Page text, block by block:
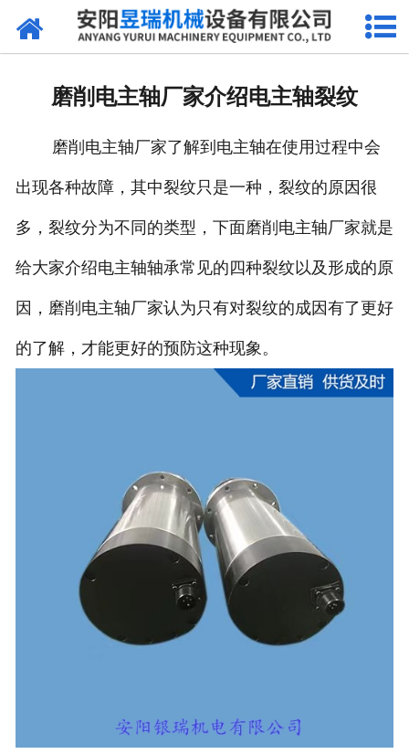
网站首页
联系我们
磨削电主轴厂家介绍电主轴裂纹
磨削电主轴厂家了解到电主轴在使用过程中会
出现各种故障，其中裂纹只是一种，裂纹的原因很
多，裂纹分为不同的类型，下面磨削电主轴厂家就是
给大家介绍电主轴轴承常见的四种裂纹以及形成的原
因，磨削电主轴厂家认为只有对裂纹的成因有了更好
的了解，才能更好的预防这种现象。